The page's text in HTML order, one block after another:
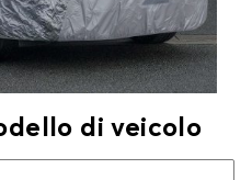
di veicolo